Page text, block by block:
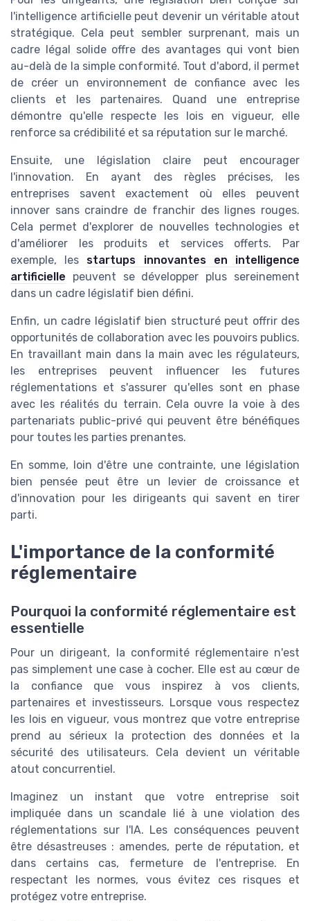
l'intelligence artificielle peut devenir un véritable atout
stratégique. Cela peut sembler surprenant, mais un
cadre légal solide offre des avantages qui vont bien
au-delà de la simple conformité. Tout d'abord, il permet
de créer un environnement de confiance avec les
clients et les partenaires. Quand une entreprise
démontre qu'elle respecte les lois en vigueur, elle
renforce sa crédibilité et sa réputation sur le marché.
Ensuite, une législation claire peut encourager
l'innovation. En ayant des règles précises, les
entreprises savent exactement où elles peuvent
innover sans craindre de franchir des lignes rouges.
Cela permet d'explorer de nouvelles technologies et
d'améliorer les produits et services offerts. Par
exemple, les startups innovantes en intelligence
artificielle peuvent se développer plus sereinement
dans un cadre législatif bien défini.
Enfin, un cadre législatif bien structuré peut offrir des
opportunités de collaboration avec les pouvoirs publics.
En travaillant main dans la main avec les régulateurs,
les entreprises peuvent influencer les futures
réglementations et s'assurer qu'elles sont en phase
avec les réalités du terrain. Cela ouvre la voie à des
partenariats public-privé qui peuvent être bénéfiques
pour toutes les parties prenantes.
En somme, loin d'être une contrainte, une législation
bien pensée peut être un levier de croissance et
d'innovation pour les dirigeants qui savent en tirer
parti.
L'importance de la conformité
réglementaire
Pourquoi la conformité réglementaire est
essentielle
Pour un dirigeant, la conformité réglementaire n'est
pas simplement une case à cocher. Elle est au cœur de
la confiance que vous inspirez à vos clients,
partenaires et investisseurs. Lorsque vous respectez
les lois en vigueur, vous montrez que votre entreprise
prend au sérieux la protection des données et la
sécurité des utilisateurs. Cela devient un véritable
atout concurrentiel.
Imaginez un instant que votre entreprise soit
impliquée dans un scandale lié à une violation des
réglementations sur l'IA. Les conséquences peuvent
être désastreuses : amendes, perte de réputation, et
dans certains cas, fermeture de l'entreprise. En
respectant les normes, vous évitez ces risques et
protégez votre entreprise.